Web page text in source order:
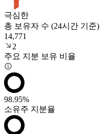
극심한
총 보유자 수 (24시간 기준)
14,771
2
주요 지분 보유 비율
98.95%
소유주 지분율